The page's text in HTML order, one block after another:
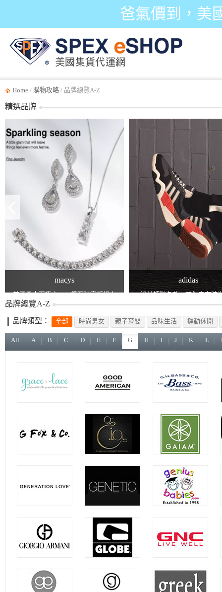
爸氣價到，美
Home / 購物攻略 / 品牌總覽A-Z
精選品牌
macys
美國最大百貨之一，鑽石珠寶折扣中
adidas
設計師聯名款，帶你走在時
品牌總覽A-Z
品牌類型： 全部 時尚男女 親子育嬰 品味生活 運動休閒
All A B C D E F G H I J K L